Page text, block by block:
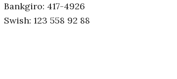
Bankgiro: 417-4926
Swish: 123 558 92 88